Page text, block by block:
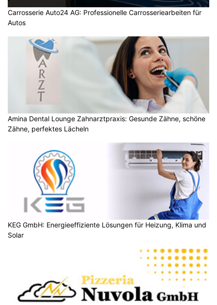
Carrosserie Auto24 AG: Professionelle Carrosseriearbeiten für
Autos
Amina Dental Lounge Zahnarztpraxis: Gesunde Zähne, schöne
Zähne, perfektes Lächeln
KEG GmbH: Energieeffiziente Lösungen für Heizung, Klima und
Solar